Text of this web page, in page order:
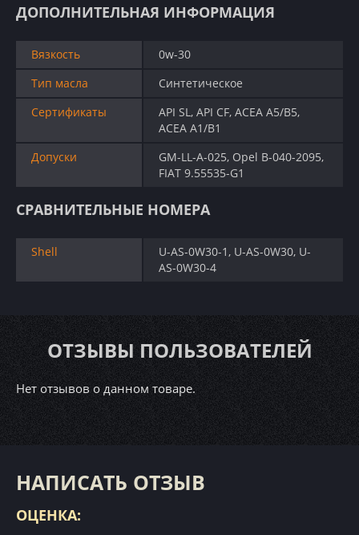
ДОПОЛНИТЕЛЬНАЯ ИНФОРМАЦИЯ
Вязкость
0w-30
Тип масла
Синтетическое
Сертификаты
API SL, API CF, ACEA A5/B5,
ACEA A1/B1
Допуски
GM-LL-A-025, Opel B-040-2095,
FIAT 9.55535-G1
СРАВНИТЕЛЬНЫЕ НОМЕРА
Shell
U-AS-0W30-1, U-AS-0W30, U-
AS-0W30-4
ОТЗЫВЫ ПОЛЬЗОВАТЕЛЕЙ
Нет отзывов о данном товаре.
НАПИСАТЬ ОТЗЫВ
ОЦЕНКА: